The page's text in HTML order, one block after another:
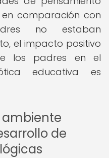
comparación con
no estaban
el impacto positivo
los padres en el
educativa es
ambiente
de